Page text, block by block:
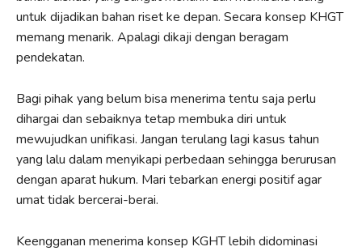
untuk dijadikan bahan riset ke depan. Secara konsep KHGT
memang menarik. Apalagi dikaji dengan beragam
pendekatan.
Bagi pihak yang belum bisa menerima tentu saja perlu
dihargai dan sebaiknya tetap membuka diri untuk
mewujudkan unifikasi. Jangan terulang lagi kasus tahun
yang lalu dalam menyikapi perbedaan sehingga berurusan
dengan aparat hukum. Mari tebarkan energi positif agar
umat tidak bercerai-berai.
Keengganan menerima konsep KGHT lebih didominasi